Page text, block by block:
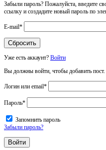
Забыли пароль? Пожалуйста, введите
ссылку и создадите новый пароль по
E-mail*
Уже есть аккаунт? Войти
Вы должны войти, чтобы добавить пост.
Логин или email*
Пароль*
Запомнить пароль
Забыли пароль?